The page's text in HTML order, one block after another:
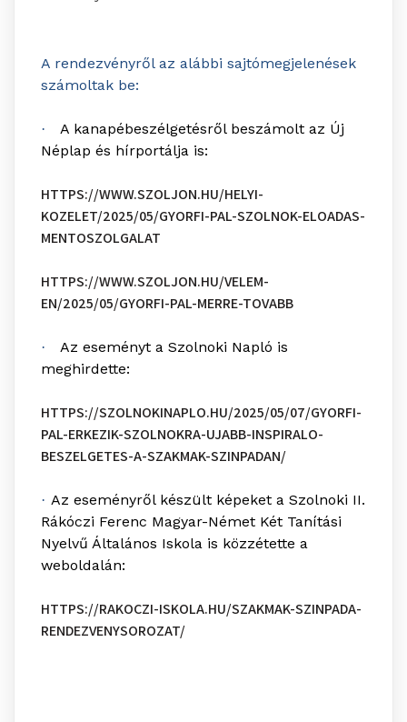
A rendezvényről az alábbi sajtómegjelenések
számoltak be:
·
A kanapébeszélgetésről beszámolt az Új
Néplap és hírportálja is:
HTTPS://WWW.SZOLJON.HU/HELYI-
KOZELET/2025/05/GYORFI-PAL-SZOLNOK-ELOADAS-
MENTOSZOLGALAT
HTTPS://WWW.SZOLJON.HU/VELEM-
EN/2025/05/GYORFI-PAL-MERRE-TOVABB
·
Az eseményt a Szolnoki Napló is
meghirdette:
HTTPS://SZOLNOKINAPLO.HU/2025/05/07/GYORFI-
PAL-ERKEZIK-SZOLNOKRA-UJABB-INSPIRALO-
BESZELGETES-A-SZAKMAK-SZINPADAN/
· Az eseményről készült képeket a Szolnoki II.
Rákóczi Ferenc Magyar-Német Két Tanítási
Nyelvű Általános Iskola is közzétette a
weboldalán:
HTTPS://RAKOCZI-ISKOLA.HU/SZAKMAK-SZINPADA-
RENDEZVENYSOROZAT/